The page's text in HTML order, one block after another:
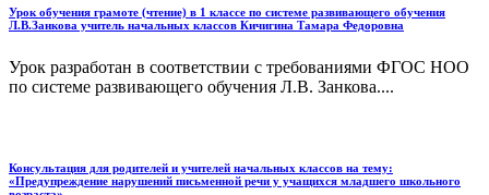
Урок обучения грамоте (чтение) в 1 классе по системе развивающего обучения
Л.В.Занкова учитель начальных классов Кичигина Тамара Федоровна
Урок разработан в соответствии с требованиями ФГОС НОО
по системе развивающего обучения Л.В. Занкова....
Консультация для родителей и учителей начальных классов на тему:
«Предупреждение нарушений письменной речи у учащихся младшего школьного